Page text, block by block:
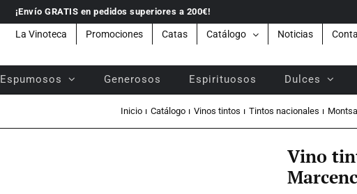
¡Envío GRATIS en pedidos superiores a 200€!
La Vinoteca Promociones Catas Catálogo Noticias
Espumosos Generosos Espirituosos Dulces
Inicio Catálogo Vinos tintos Tintos nacionales
Vino